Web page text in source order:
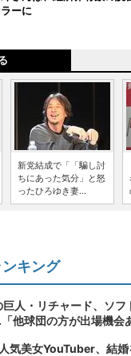
ーに
新党結成で「「騙し討
ちにあった気分」と怒
ったひろゆき妻...
キング
人・リチャード、ソフ
他球団の方が出場機会
気美女YouTuber、結